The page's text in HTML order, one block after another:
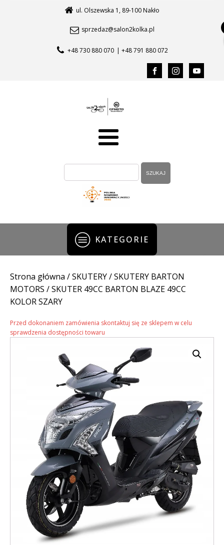
ul. Olszewska 1, 89-100 Nakło
sprzedaz@salon2kolka.pl
+48 730 880 070 | +48 791 880 072
KATEGORIE
Strona główna /SKUTERY/SKUTERY BARTON
MOTORS / SKUTER 49CC BARTON BLAZE 49CC
KOLOR SZARY
Przed dokonaniem zamówienia skontaktuj się ze sklepem w celu
sprawdzenia dostępności towaru